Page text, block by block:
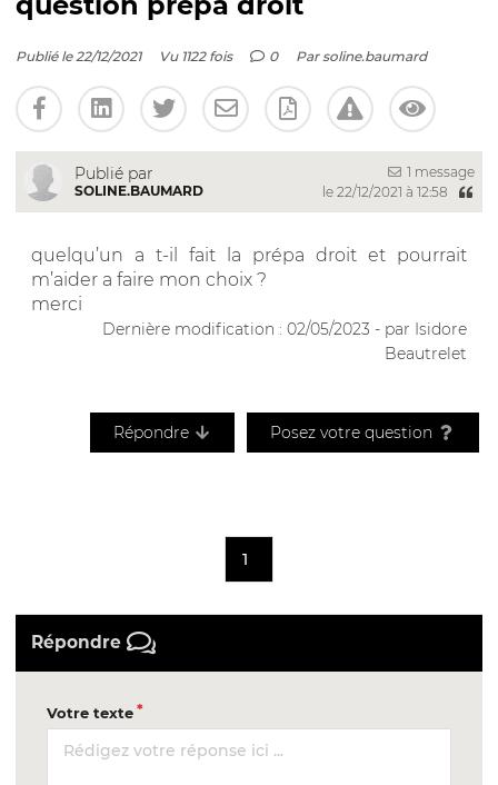
Publié le 22/12/2021 Vu 1122 fois 0 Par soline.baumard
Publié par
SOLINE.BAUMARD
1 message
le 22/12/2021 à 12:58
quelqu’un a t-il fait la prépa droit et pourrait
m’aider a faire mon choix ?
merci
Dernière modification : 02/05/2023 - par Isidore
Beautrelet
Répondre Posez votre question
1
Répondre
Votre texte